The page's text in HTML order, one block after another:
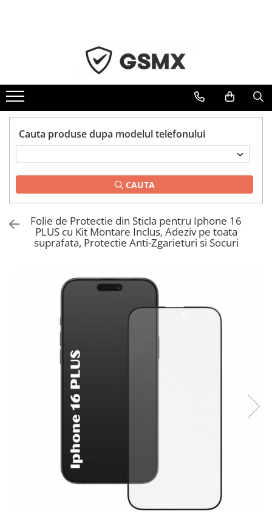
Folii Iphone
Folii Xiaomi
Folii Huawei
Folii Oppo
Folii OnePlus
Folii Blackview
Folii Honor
Folii sticla ZTE
Huse Samsung
Huse Xiaomi
Huse Motorola
Huse Realme
Cauta produse dupa modelul telefonului
CAUTA
Folie de Protectie din Sticla pentru Iphone 16
PLUS cu Kit Montare Inclus, Adeziv pe toata
suprafata, Protectie Anti-Zgarieturi si Socuri